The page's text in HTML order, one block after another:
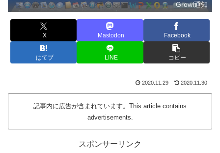
Growl通知
X Mastodon Facebook
はてブ LINE コピー
2020.11.29 2020.11.30
記事内に広告が含まれています。This article contains
advertisements.
スポンサーリンク